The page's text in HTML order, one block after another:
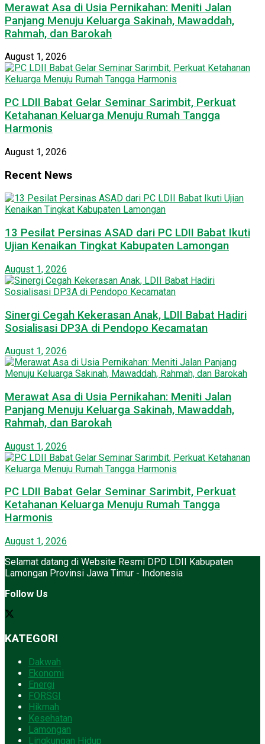
Merawat Asa di Usia Pernikahan: Meniti Jalan
Panjang Menuju Keluarga Sakinah, Mawaddah,
Rahmah, dan Barokah
August 1, 2026
PC LDII Babat Gelar Seminar Sarimbit, Perkuat
Ketahanan Keluarga Menuju Rumah Tangga
Harmonis
August 1, 2026
Recent News
13 Pesilat Persinas ASAD dari PC LDII Babat Ikuti
Ujian Kenaikan Tingkat Kabupaten Lamongan
August 1, 2026
Sinergi Cegah Kekerasan Anak, LDII Babat Hadiri
Sosialisasi DP3A di Pendopo Kecamatan
August 1, 2026
Merawat Asa di Usia Pernikahan: Meniti Jalan
Panjang Menuju Keluarga Sakinah, Mawaddah,
Rahmah, dan Barokah
August 1, 2026
PC LDII Babat Gelar Seminar Sarimbit, Perkuat
Ketahanan Keluarga Menuju Rumah Tangga
Harmonis
August 1, 2026
Selamat datang di Website Resmi DPD LDII Kabupaten
Lamongan Provinsi Jawa Timur - Indonesia
Follow Us
KATEGORI
Dakwah
Ekonomi
Energi
FORSGI
Hikmah
Kesehatan
Lamongan
Lingkungan Hidup